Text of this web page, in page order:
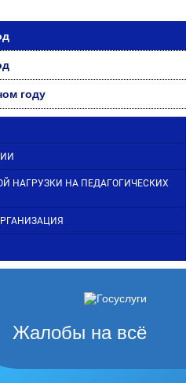
году
НАГРУЗКИ НА ПЕДАГОГИЧЕСКИХ
Жалобы на всё